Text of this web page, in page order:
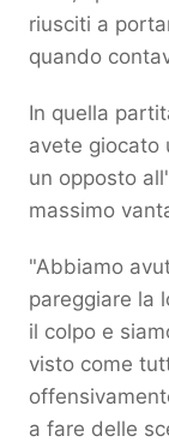
riusciti a
quando
In quella
avete giocato
un opposto
massimo
"Abbiamo
pareggiare la
il colpo e
visto come
a fare delle